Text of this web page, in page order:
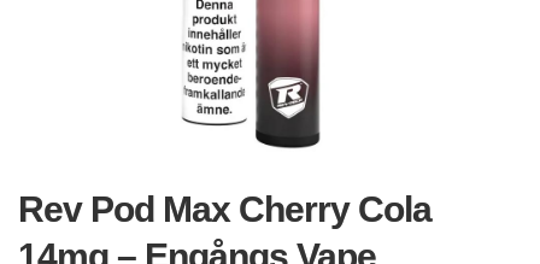
Rev Pod Max Cherry Cola